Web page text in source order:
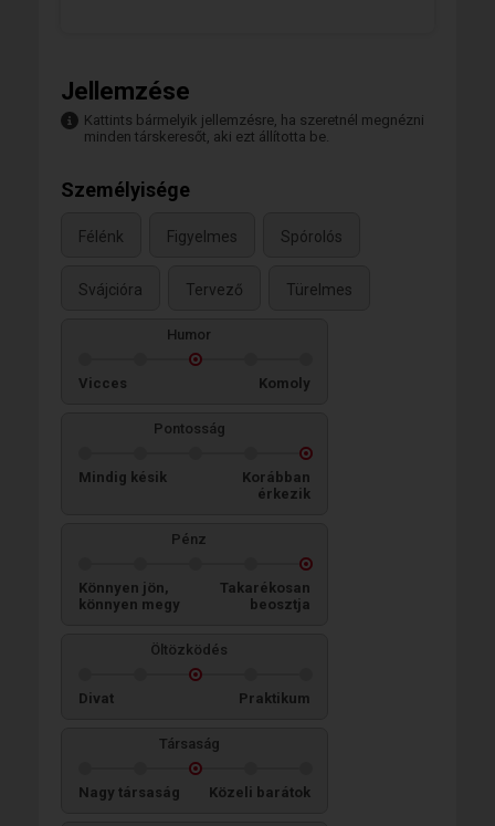
Jellemzése
Kattints bármelyik jellemzésre, ha szeretnél megnézni
minden társkeresőt, aki ezt állította be.
Személyisége
Félénk Figyelmes Spórolós
Svájcióra Tervező Türelmes
Humor
Vicces Komoly
Pontosság
Mindig késik
Korábban
érkezik
Pénz
Könnyen jön,
könnyen megy
Takarékosan
beosztja
Öltözködés
Divat Praktikum
Társaság
Nagy társaság Közeli barátok